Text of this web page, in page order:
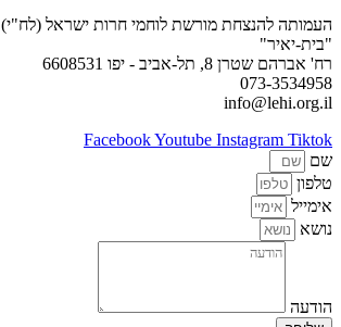
העמותה להנצחת מורשת לוחמי חרות ישראל (לח"י)
"בית-יאיר"
רח' אברהם שטרן 8, תל-אביב - יפו 6608531
073-3534958
info@lehi.org.il
FacebookYoutube Instagram Tiktok
שם
טלפון
אימייל
נושא
הודעה